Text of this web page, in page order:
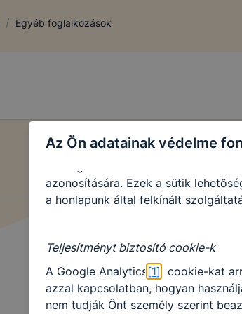
/ Egyéb foglalkozások
Az Ön adatainak védelme
használatát.
Ezen cookie-k segítségével a
maradandó sütik önmagukban nem
kiszolgáló adatbázisában tárolt
azonosítására. Ezek a sütik
a honlapunk által felkínált
Teljesítményt biztosító cookie-k
A Google Analytics [1] cookie-kat
azzal kapcsolatban, hogyan
nem tudják Önt személy szerint